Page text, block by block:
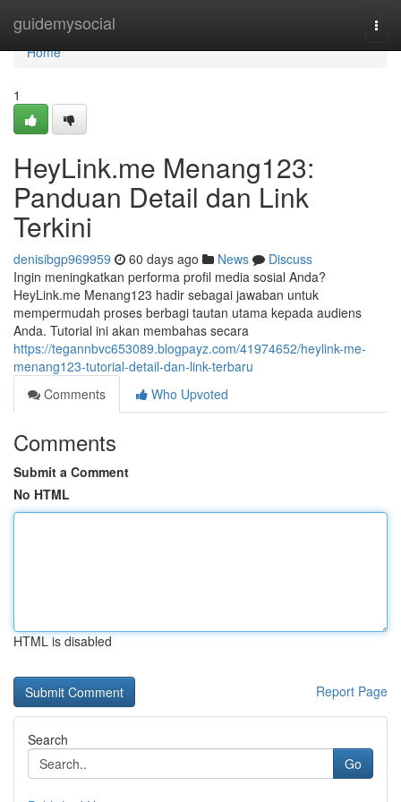
guidemysocial
Home
Home
1
HeyLink.me Menang123:
Panduan Detail dan Link
Terkini
denisibgp969959 60 days ago News
Discuss
Ingin meningkatkan performa profil media sosial Anda?
HeyLink.me Menang123 hadir sebagai jawaban untuk
mempermudah proses berbagi tautan utama kepada audiens
Anda. Tutorial ini akan membahas secara
https://tegannbvc653089.blogpayz.com/41974652/heylink-me-
menang123-tutorial-detail-dan-link-terbaru
Comments
Who Upvoted
Comments
Submit a Comment
No HTML
HTML is disabled
Report Page
Search
Go